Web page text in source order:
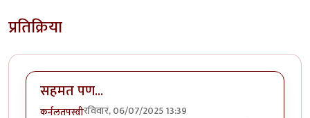
प्रतिक्रिया
सहमत पण...
कर्नलतपस्वीरविवार, 06/07/2025 13:39